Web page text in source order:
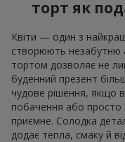
торт як
Квіти — один з
створюють незабутню
тортом дозволяє не
буденний презент
чудове рішення, якщо
побачення або
приємне. Солодка
додає тепла, смаку й